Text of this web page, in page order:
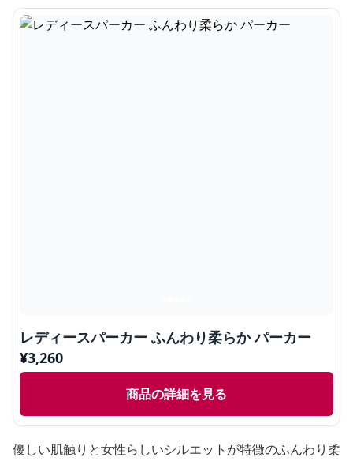
レディースパーカー ふんわり柔らか パーカー
¥3,260
商品の詳細を見る
優しい肌触りと女性らしいシルエットが特徴のふんわり柔